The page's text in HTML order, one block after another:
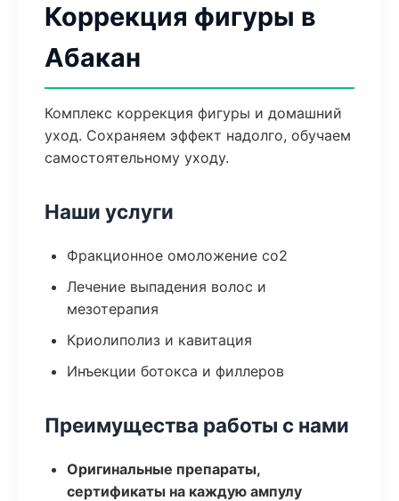
Коррекция фигуры в
Абакан
Комплекс коррекция фигуры и домашний
уход. Сохраняем эффект надолго, обучаем
самостоятельному уходу.
Наши услуги
Фракционное омоложение co2
Лечение выпадения волос и
мезотерапия
Криолиполиз и кавитация
Инъекции ботокса и филлеров
Преимущества работы с нами
Оригинальные препараты,
сертификаты на каждую ампулу